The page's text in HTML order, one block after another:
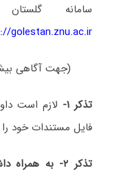
سامانه
golestan.znu.ac.ir
(جهت آگاهی
تذکر ۱-
لازم است
فایل مستندات خود را
تذکر ۲- به